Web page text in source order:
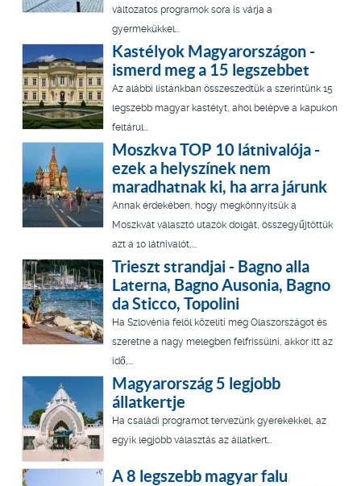
változatos programok sora is várja a
gyermekükkel...
Kastélyok Magyarországon -
ismerd meg a 15 legszebbet
Az alábbi listánkban összeszedtük a szerintünk 15
legszebb magyar kastélyt, ahol belépve a kapukon
feltárul...
Moszkva TOP 10 látnivalója -
ezek a helyszínek nem
maradhatnak ki, ha arra járunk
Annak érdekében, hogy megkönnyítsük a
Moszkvát választó utazók dolgát, összegyűjtöttük
azt a 10 látnivalót,...
Trieszt strandjai - Bagno alla
Laterna, Bagno Ausonia, Bagno
da Sticco, Topolini
Ha Szlovénia felöl közelíti meg Olaszországot és
szeretne a nagy melegben felfrissülni, akkor itt az
idő,...
Magyarország 5 legjobb
állatkertje
Ha családi programot tervezünk gyerekekkel, az
egyik legjobb választás az állatkert…
A 8 legszebb magyar falu